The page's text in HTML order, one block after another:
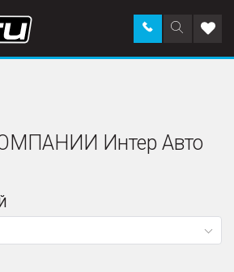
Поиск
по
Заказать
звонок в
Интер Авто